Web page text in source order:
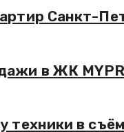
Санкт-
в ЖК
техники в